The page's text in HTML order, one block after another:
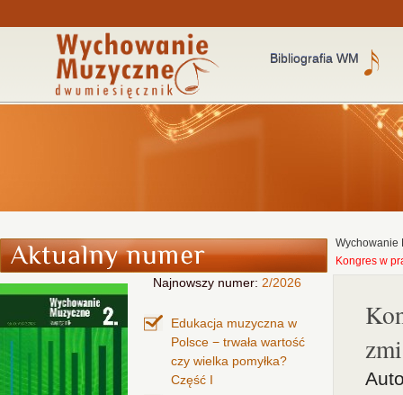
Bibliografia WM
Najnowszy numer: 2/2026
Edukacja muzyczna w
Polsce − trwała wartość
czy wielka pomyłka?
Część I
Wychowanie
Kongres w